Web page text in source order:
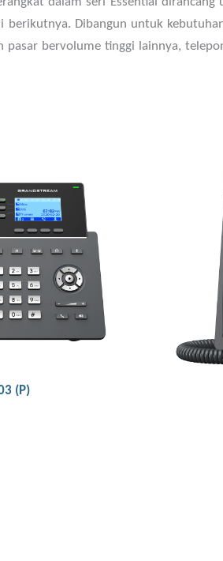
Dibangun untuk
bervolume tinggi lainnya,
(P)
3 tampilan panggilan
yang menyediakan
mengonfigurasi,
dan memantau
Grandstream
Switch (EHS) untuk
dan Sennheiser
Detail